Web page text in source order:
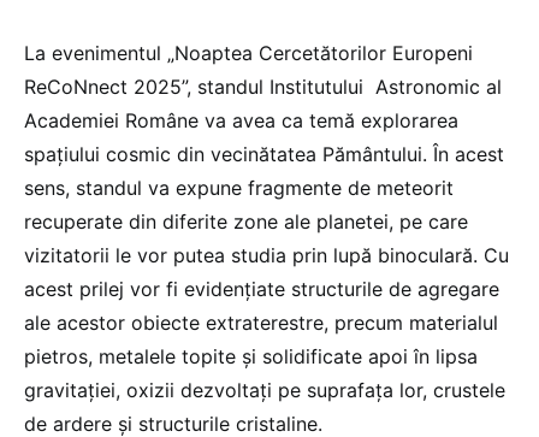
La evenimentul „Noaptea Cercetătorilor Europeni
ReCoNnect 2025”, standul Institutului Astronomic al
Academiei Române va avea ca temă explorarea
spațiului cosmic din vecinătatea Pământului. În acest
sens, standul va expune fragmente de meteorit
recuperate din diferite zone ale planetei, pe care
vizitatorii le vor putea studia prin lupă binoculară. Cu
acest prilej vor fi evidențiate structurile de agregare
ale acestor obiecte extraterestre, precum materialul
pietros, metalele topite și solidificate apoi în lipsa
gravitației, oxizii dezvoltați pe suprafața lor, crustele
de ardere și structurile cristaline.